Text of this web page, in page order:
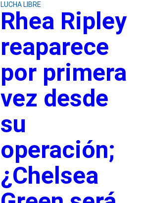
LUCHA LIBRE
Rhea Ripley
reaparece
por primera
vez desde
su
operación;
¿Chelsea